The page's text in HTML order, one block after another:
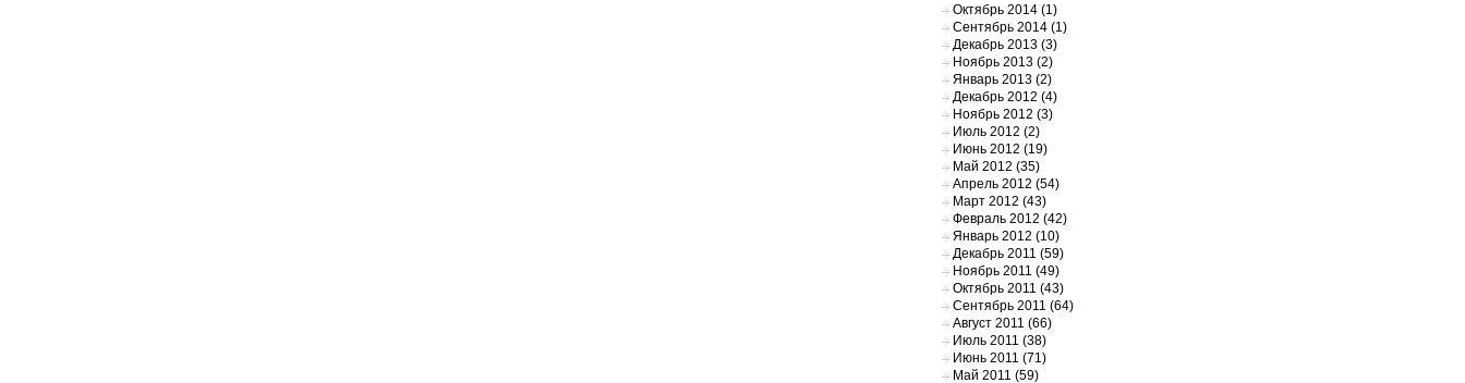
Октябрь 2014(1)
Сентябрь 2014(1)
Декабрь 2013(3)
Ноябрь 2013(2)
Январь 2013(2)
Декабрь 2012 (4)
Ноябрь 2012 (3)
Июль 2012 (2)
Июнь 2012 (19)
Май 2012 (35)
Апрель 2012 (54)
Март 2012 (43)
Февраль 2012 (42)
Январь 2012 (10)
Декабрь 2011 (59)
Ноябрь 2011 (49)
Октябрь 2011 (43)
Сентябрь 2011 (64)
Август 2011 (66)
Июль 2011 (38)
Июнь 2011 (71)
Май 2011 (59)